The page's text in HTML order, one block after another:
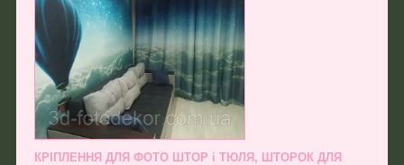
КРІПЛЕННЯ ДЛЯ ФОТО ШТОР і ТЮЛЯ, ШТОРОК ДЛЯ